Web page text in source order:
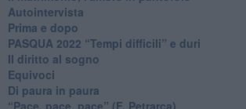
Autointervista
Prima e dopo
​PASQUA 2022 “Tempi difficili” e duri
Il diritto al sogno
Equivoci
Di paura in paura
​“Pace, pace, pace” (F. Petrarca)